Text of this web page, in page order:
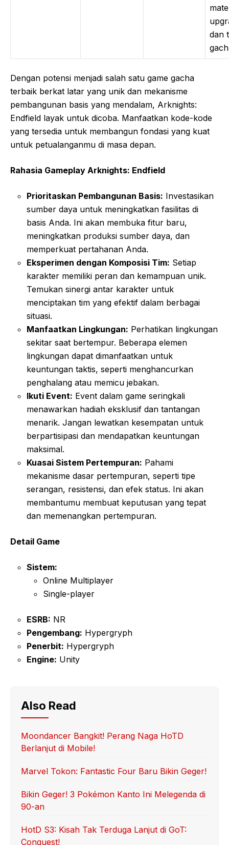
dan
Dengan potensi menjadi salah satu game gacha
terbaik berkat latar yang unik dan mekanisme
pembangunan basis yang mendalam, Arknights:
Endfield layak untuk dicoba. Manfaatkan kode-kode
yang tersedia untuk membangun fondasi yang kuat
untuk petualanganmu di masa depan.
Rahasia Gameplay Arknights: Endfield
Prioritaskan Pembangunan Basis: Investasikan
sumber daya untuk meningkatkan fasilitas di
basis Anda. Ini akan membuka fitur baru,
meningkatkan produksi sumber daya, dan
memperkuat pertahanan Anda.
Eksperimen dengan Komposisi Tim: Setiap
karakter memiliki peran dan kemampuan unik.
Temukan sinergi antar karakter untuk
menciptakan tim yang efektif dalam berbagai
situasi.
Manfaatkan Lingkungan: Perhatikan lingkungan
sekitar saat bertempur. Beberapa elemen
lingkungan dapat dimanfaatkan untuk
keuntungan taktis, seperti menghancurkan
penghalang atau memicu jebakan.
Ikuti Event: Event dalam game seringkali
menawarkan hadiah eksklusif dan tantangan
menarik. Jangan lewatkan kesempatan untuk
berpartisipasi dan mendapatkan keuntungan
maksimal.
Kuasai Sistem Pertempuran: Pahami
mekanisme dasar pertempuran, seperti tipe
serangan, resistensi, dan efek status. Ini akan
membantumu membuat keputusan yang tepat
dan memenangkan pertempuran.
Detail Game
Sistem:
Online Multiplayer
Single-player
ESRB: NR
Pengembang: Hypergryph
Penerbit: Hypergryph
Engine: Unity
Also Read
Moondancer Bangkit! Perang Naga HoTD
Berlanjut di Mobile!
Marvel Tokon: Fantastic Four Baru Bikin Geger!
Bikin Geger! 3 Pokémon Kanto Ini Melegenda di
90-an
HotD S3: Kisah Tak Terduga Lanjut di GoT:
Conquest!